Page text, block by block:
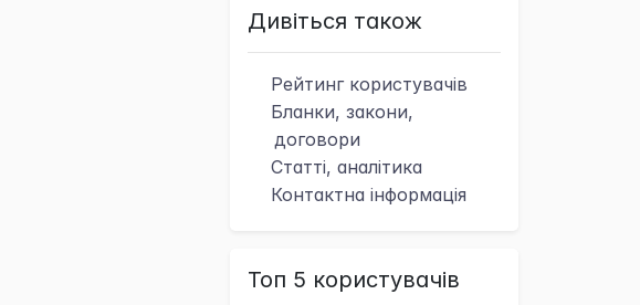
Дивіться також
Рейтинг користувачів
Бланки, закони,
договори
Статті, аналітика
Контактна інформація
Топ 5 користувачів